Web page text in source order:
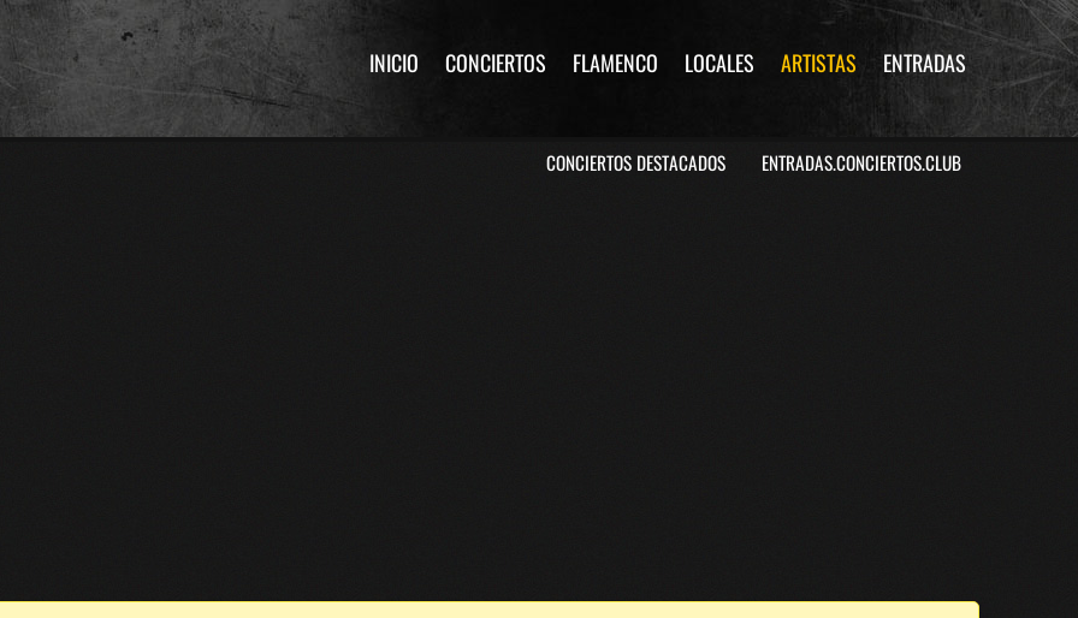
INICIO CONCIERTOS FLAMENCO LOCALES ARTISTAS ENTRADAS
CONCIERTOS DESTACADOS ENTRADAS.CONCIERTOS.CLUB